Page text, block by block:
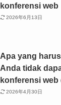
konferensi web
2026年6月13日
Apa yang
Anda tidak
konferensi
2026年4月30日